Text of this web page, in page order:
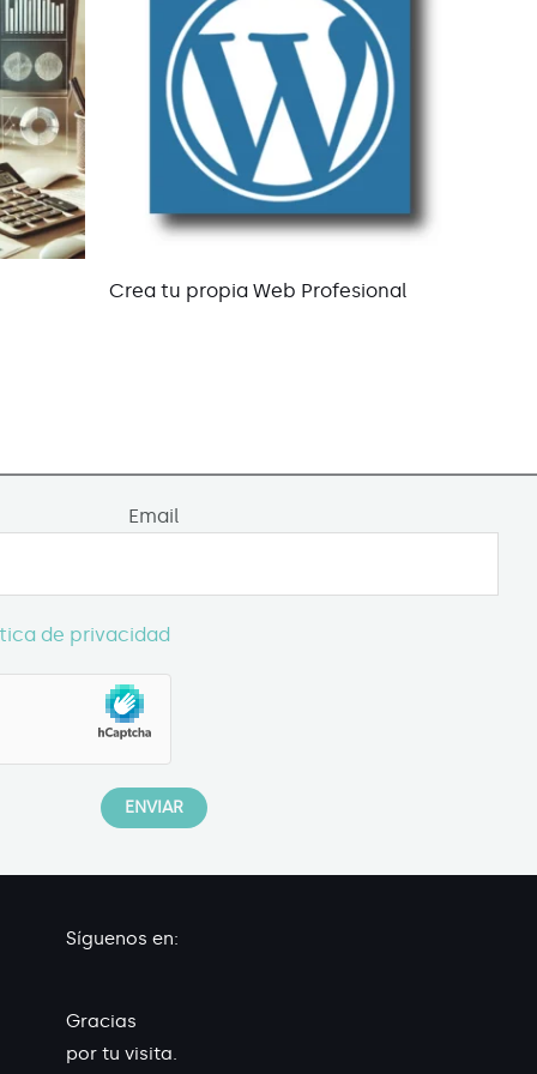
Crea tu propia Web Profesional
Email
de privacidad
Síguenos en:
Gracias
por tu visita.